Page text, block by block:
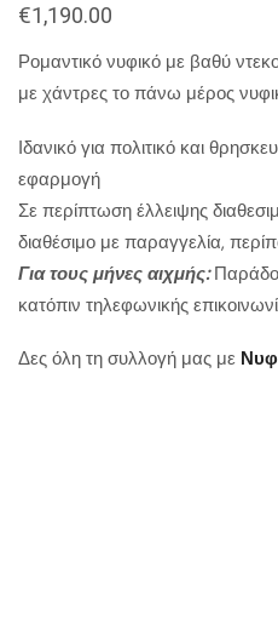
€1,190.00
Ρομαντικό νυφικό με βαθύ
με χάντρες το πάνω μέρος
Ιδανικό για πολιτικό και
εφαρμογή
Σε περίπτωση έλλειψης
διαθέσιμο με παραγγελία,
Για τους μήνες αιχμής:
κατόπιν τηλεφωνικής
Δες όλη τη συλλογή μας με